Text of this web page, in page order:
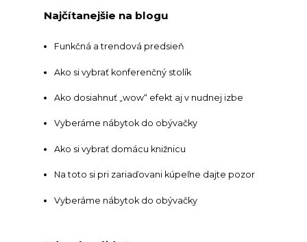
Najčítanejšie na blogu
Funkčná a trendová predsieň
Ako si vybrať konferenčný stolík
Ako dosiahnuť „wow“ efekt aj v nudnej izbe
Vyberáme nábytok do obývačky
Ako si vybrať domácu knižnicu
Na toto si pri zariaďovani kúpeľne dajte pozor
Vyberáme nábytok do obývačky